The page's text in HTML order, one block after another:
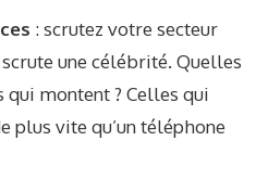
: scrutez votre secteur
une célébrité. Quelles
qui montent ? Celles qui
plus vite qu’un téléphone